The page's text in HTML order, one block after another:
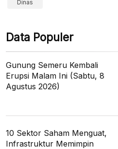
Dinas
Data Populer
Gunung Semeru Kembali
Erupsi Malam Ini (Sabtu, 8
Agustus 2026)
10 Sektor Saham Menguat,
Infrastruktur Memimpin